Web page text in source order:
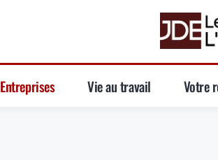
Entreprises Vie au travail Votre